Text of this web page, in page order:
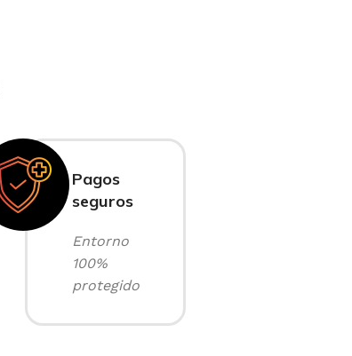
Pagos
seguros
Entorno
100%
protegido